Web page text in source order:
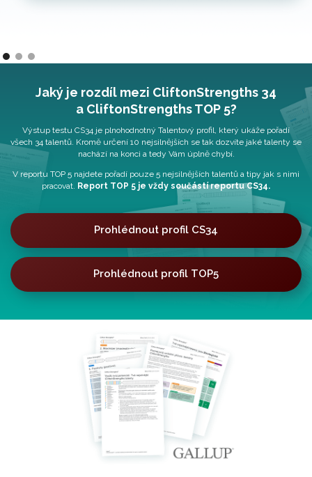
Jaký je rozdíl mezi CliftonStrengths 34
a CliftonStrengths TOP 5?
Výstup testu CS34 je plnohodnotný Talentový profil, který ukáže pořadí
všech 34 talentů. Kromě určení 10 nejsilnějších se tak dozvíte jaké talenty se
nachází na konci a tedy Vám úplně chybí.
V reportu TOP 5 najdete pořadí pouze 5 nejsilnějších talentů a tipy jak s nimi
pracovat. Report TOP 5 je vždy součástí reportu CS34.
Prohlédnout profil CS34
Prohlédnout profil TOP5